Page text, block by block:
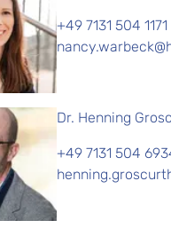
+49 7131 504 1171
Dr. Henning
+49 7131 504